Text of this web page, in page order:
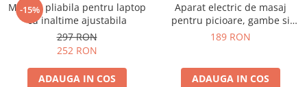
-15%
Masuta pliabila pentru laptop
cu inaltime ajustabila
297 RON
252 RON
ADAUGA IN COS
Aparat electric de masaj
pentru picioare, gambe si
brate
189 RON
ADAUGA IN COS